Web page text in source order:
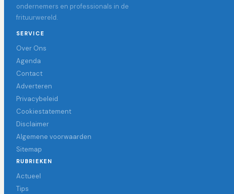
ondernemers en professionals in de
frituurwereld.
SERVICE
Over Ons
Agenda
Contact
Adverteren
Privacybeleid
Cookiestatement
Disclaimer
Algemene voorwaarden
Sitemap
RUBRIEKEN
Actueel
Tips